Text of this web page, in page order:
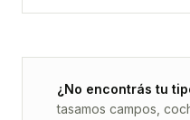
¿No encontrás tu
tasamos campos,